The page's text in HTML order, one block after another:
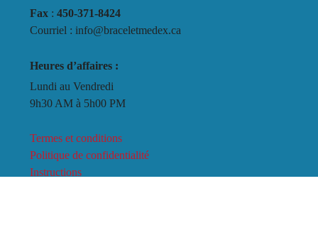
Fax : 450-371-8424
Courriel : info@braceletmedex.ca
Heures d’affaires :
Lundi au Vendredi
9h30 AM à 5h00 PM
Termes et conditions
Politique de confidentialité
Instructions